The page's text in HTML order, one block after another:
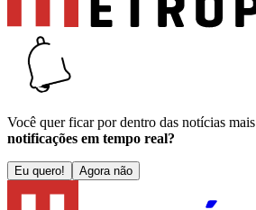
Você quer ficar por dentro das notícias
notificações em tempo real?
Eu quero! Agora não